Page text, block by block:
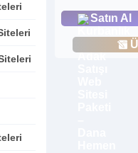
Satın Al